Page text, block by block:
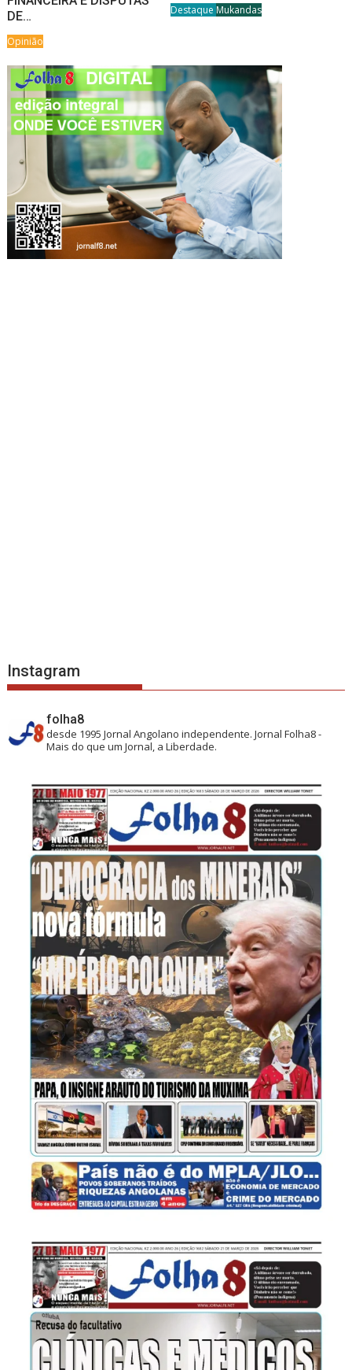
DE…
Opinião
Destaque Mukandas
Instagram
folha8
desde 1995 Jornal Angolano independente.Jornal Folha8 -
Mais do que um Jornal, a Liberdade.